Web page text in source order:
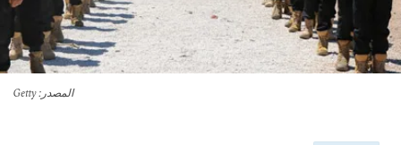
المصدر : Getty